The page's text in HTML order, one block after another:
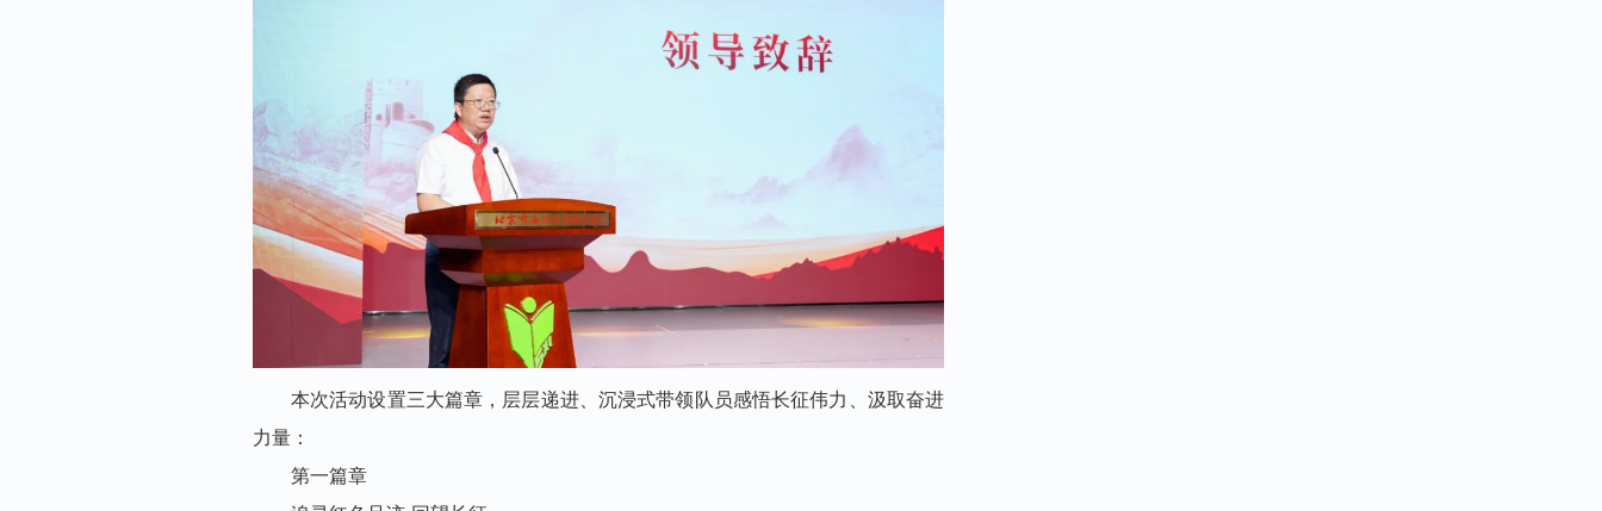
本次活动设置三大篇章，层层递进、沉浸式带领队员感悟长征伟力、汲取奋进
力量：
第一篇章